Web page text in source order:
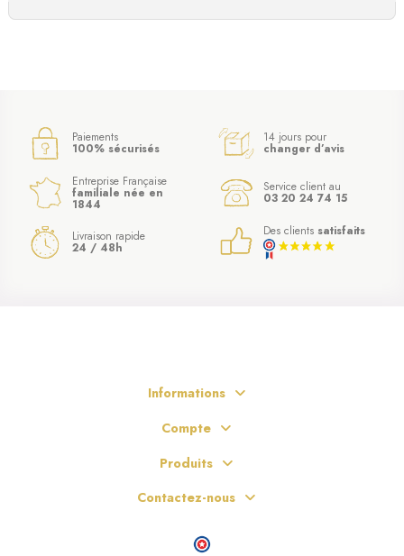
(1 avis)
Paiements
100% sécurisés
14 jours pour
changer d’avis
Entreprise Française
familiale née en
1844
Service client au
03 20 24 74 15
Livraison rapide
24 / 48h
Des clients satisfaits
Informations
Compte
Produits
Contactez-nous